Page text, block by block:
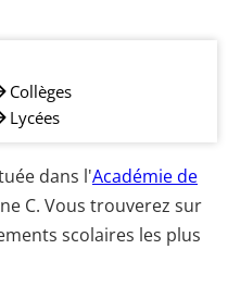
Collèges
Lycées
dans l'Académie de
C. Vous trouverez sur
scolaires les plus